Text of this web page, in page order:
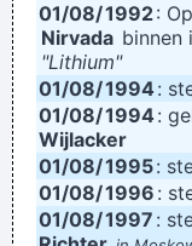
01/08/1992:
Nirvada binnen
"Lithium"
01/08/1994 :
01/08/1994:
Wijlacker
01/08/1995:
01/08/1996 :
01/08/1997 :